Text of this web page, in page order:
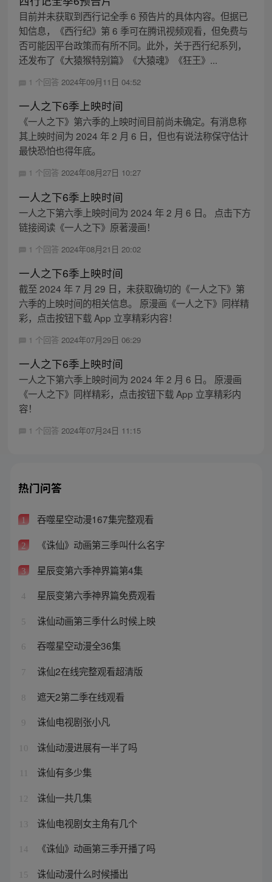
目前并未获取到西行记全季 6 预告片的具体内容。但据已
知信息，《西行纪》第 6 季可在腾讯视频观看，但免费与
否可能因平台政策而有所不同。此外，关于西行纪系列，
还发布了《大猿猴特别篇》《大猿魂》《狂王》...
1 个回答 2024年09月11日 04:52
一人之下6季上映时间
《一人之下》第六季的上映时间目前尚未确定。有消息称
其上映时间为 2024 年 2 月 6 日，但也有说法称保守估计
最快恐怕也得年底。
1 个回答 2024年08月27日 10:27
一人之下6季上映时间
一人之下第六季上映时间为 2024 年 2 月 6 日。 点击下方
链接阅读《一人之下》原著漫画！
1 个回答 2024年08月21日 20:02
一人之下6季上映时间
截至 2024 年 7 月 29 日，未获取确切的《一人之下》第
六季的上映时间的相关信息。 原漫画《一人之下》同样精
彩，点击按钮下载 App 立享精彩内容！
1 个回答 2024年07月29日 06:29
一人之下6季上映时间
一人之下第六季上映时间为 2024 年 2 月 6 日。 原漫画
《一人之下》同样精彩，点击按钮下载 App 立享精彩内
容！
1 个回答 2024年07月24日 11:15
热门问答
1 吞噬星空动漫167集完整观看
2 《诛仙》动画第三季叫什么名字
3 星辰变第六季神界篇第4集
4 星辰变第六季神界篇免费观看
5 诛仙动画第三季什么时候上映
6 吞噬星空动漫全36集
7 诛仙2在线完整观看超清版
8 遮天2第二季在线观看
9 诛仙电视剧张小凡
10 诛仙动漫进展有一半了吗
诛仙有多少集
12 诛仙一共几集
13 诛仙电视剧女主角有几个
14 《诛仙》动画第三季开播了吗
15 诛仙动漫什么时候播出